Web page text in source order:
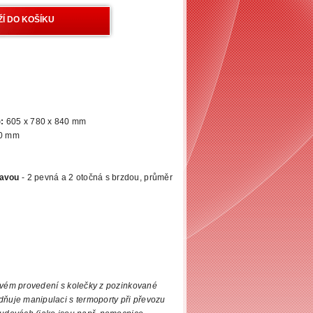
605 x 780 x 840 mm
mm
- 2 pevná a 2 otočná s brzdou, průměr
provedení s kolečky z pozinkované
manipulaci s termoporty při převozu